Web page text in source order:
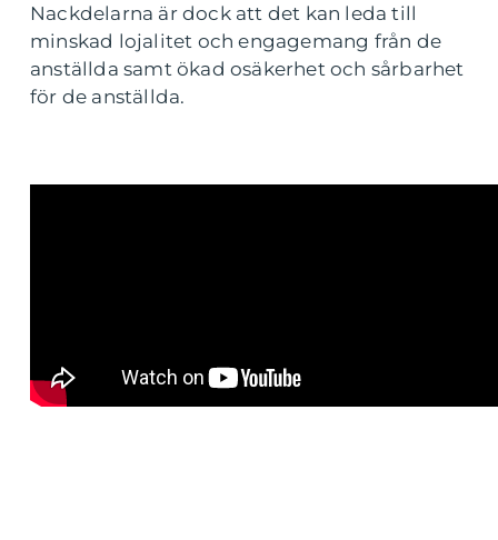
Nackdelarna är dock att det kan leda till
minskad lojalitet och engagemang från de
anställda samt ökad osäkerhet och sårbarhet
för de anställda.